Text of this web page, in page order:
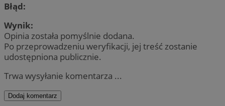
Błąd:
Wynik:
Opinia została pomyślnie dodana.
Po przeprowadzeniu weryfikacji, jej treść zostanie
udostępniona publicznie.
Trwa wysyłanie komentarza ...
Dodaj komentarz